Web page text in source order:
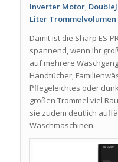
Inverter Motor,
Liter Trommelvolumen
Damit ist die Sharp ES-
spannend, wenn Ihr
auf mehrere
Handtücher,
Pflegeleichtes oder
großen Trommel viel
sie zudem deutlich
Waschmaschinen.